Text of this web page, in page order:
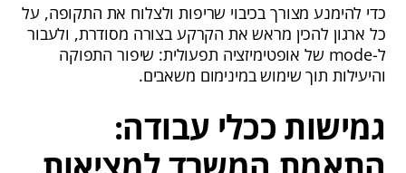
כדי להימנע מצורך בכיבוי שריפות ולצלוח את התקופה, על
כל ארגון להכין מראש את הקרקע בצורה מסודרת, ולעבור
ל-mode של אופטימיזציה תפעולית: שיפור התפוקה
והיעילות תוך שימוש במינימום משאבים.
גמישות ככלי עבודה: